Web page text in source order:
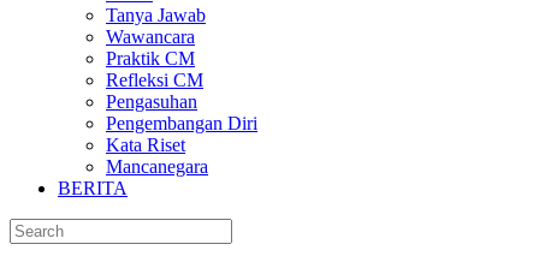
Tanya Jawab
Wawancara
Praktik CM
Refleksi CM
Pengasuhan
Pengembangan Diri
Kata Riset
Mancanegara
BERITA